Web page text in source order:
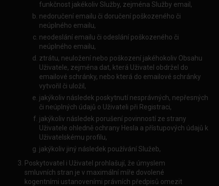
funkčnost jakékoliv Služby, zejména Služby email,
nedoručení emailu či doručení poškozeného či
neúplného emailu,
neodeslání emailu či odeslání poškozeného či
neúplného emailu,
ztrátu, neuložení nebo poškození jakéhokoliv Obsahu
Uživatele, zejména dat, která Uživatel obdržel do
emailové schránky, nebo která do emailové schránky
vytvořil či uložil,
jakýkoliv následek poskytnutí nesprávných, nepřesných
či neúplných údajů o Uživateli při Registraci,
jakýkoliv následek porušení povinností ze strany
Uživatele ohledně ochrany Hesla a přístupových údajů k
Uživatelskému profilu,
jakýkoliv jiný následek používání Služeb,
Poskytovatel i Uživatel prohlašují, že úmyslem
smluvních stran je v maximální míře dovolené
kogentními ustanoveními právních předpisů omezit